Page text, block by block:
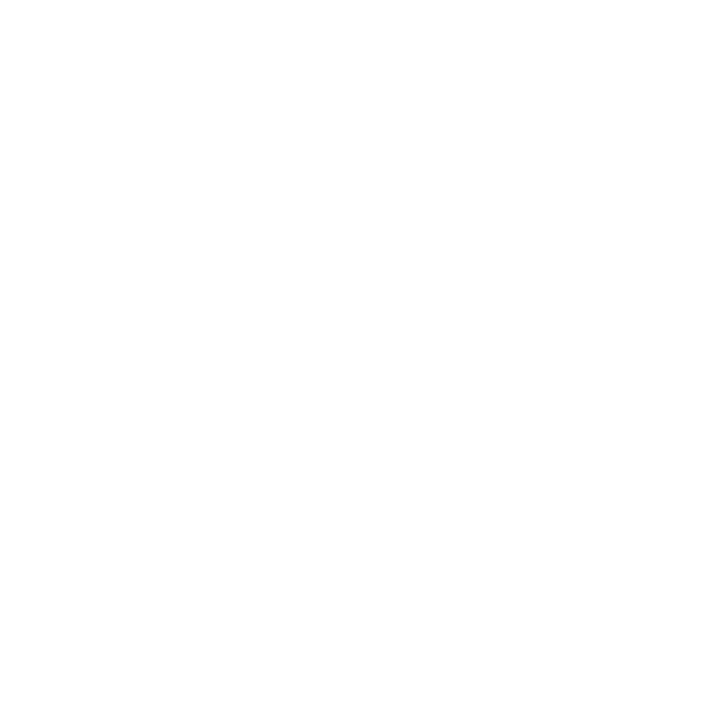
našim kompletním produktovým portfoliem.
střediscích v České republice. Více informací se dozvíte na stránkách jednotlivých středisek.
pro zajímavé pozice.​